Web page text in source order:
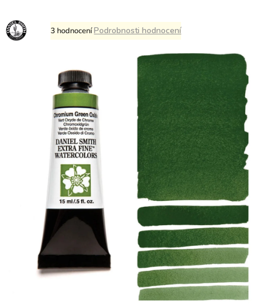
Průměrné
hodnocení
5,0
5
hvězdiček.
3 hodnoceníPodrobnosti hodnocení